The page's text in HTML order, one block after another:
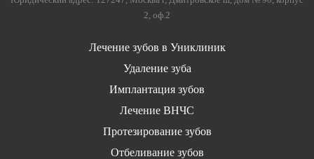
2, оф.2
Лечение зубов в Униклиник
Удаление зуба
Имплантация зубов
Лечение ВНЧС
Протезирование зубов
Отбеливание зубов